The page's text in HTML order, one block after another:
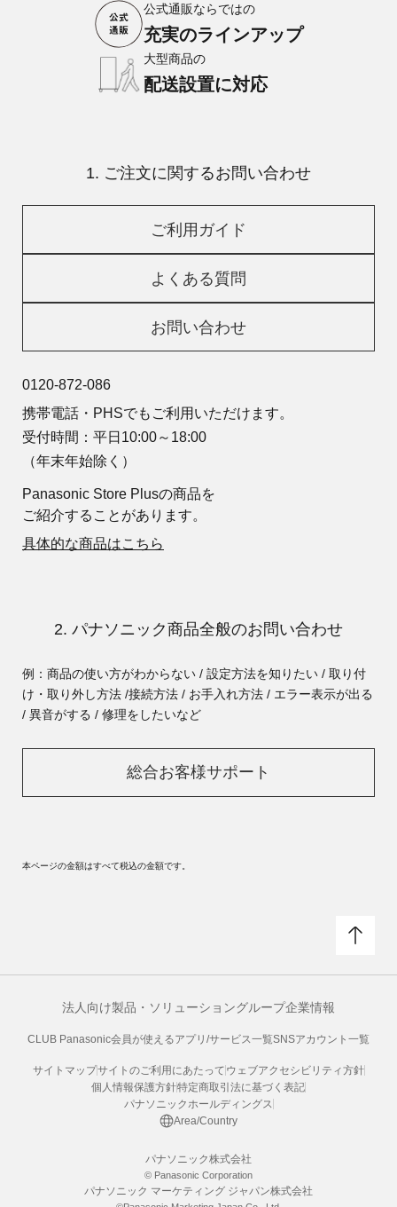
公式通販ならではの
充実のラインアップ
大型商品の
配送設置に対応
1. ご注文に関するお問い合わせ
ご利用ガイド
よくある質問
お問い合わせ
0120-872-086
携帯電話・PHSでもご利用いただけます。
受付時間：平日10:00～18:00
（年末年始除く）
Panasonic Store Plusの商品を
ご紹介することがあります。
具体的な商品はこちら
2. パナソニック商品全般のお問い合わせ
例：商品の使い方がわからない / 設定方法を知りたい / 取り付
け・取り外し方法 /接続方法 / お手入れ方法 / エラー表示が出る
/ 異音がする / 修理をしたいなど
総合お客様サポート
本ページの金額はすべて税込の金額です。
法人向け製品・ソリューショングループ企業情報
CLUB Panasonic会員が使えるアプリ/サービス一覧SNSアカウント一覧
サイトマップサイトのご利用にあたって ウェブアクセシビリティ方針
個人情報保護方針特定商取引法に基づく表記
パナソニックホールディングス
Area/Country
パナソニック株式会社
© Panasonic Corporation
パナソニック マーケティング ジャパン株式会社